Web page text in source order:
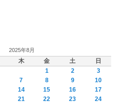
2025年8月
木 金 土
日
1
2
3
7 8 9
10
14 15 16
17
21 22 23
24